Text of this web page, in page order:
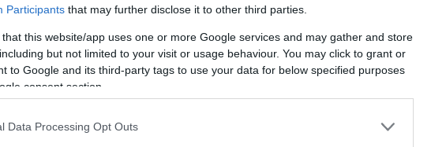
Participants that may further disclose it to other third parties.
that this website/app uses one or more Google services and may gather and store
but not limited to your visit or usage behaviour. You may click to grant or
to Google and its third-party tags to use your data for below specified purposes
consent section.
Data Processing Opt Outs
το ΕΘΝΟΣ στη Google
στηΡωσία, ότανpower bankπου
ενώ βρισκόταν σε